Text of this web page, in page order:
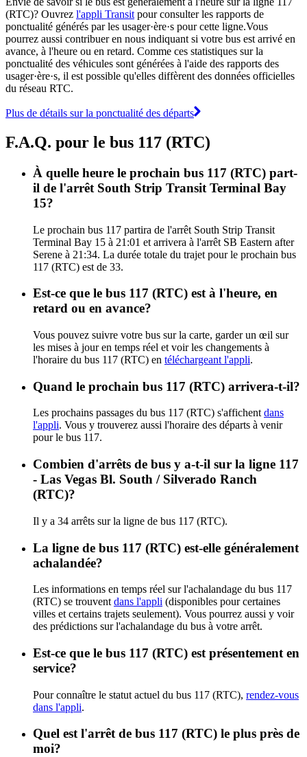
(RTC)? Ouvrez l'appli Transit pour consulter les rapports de
ponctualité générés par les usager·ère·s pour cette ligne.Vous
pourrez aussi contribuer en nous indiquant si votre bus est arrivé en
avance, à l'heure ou en retard. Comme ces statistiques sur la
ponctualité des véhicules sont générées à l'aide des rapports des
usager·ère·s, il est possible qu'elles diffèrent des données officielles
du réseau RTC.
Plus de détails sur la ponctualité des départs
F.A.Q. pour le bus 117 (RTC)
À quelle heure le prochain bus 117 (RTC) part-
il de l'arrêt South Strip Transit Terminal Bay
15?
Le prochain bus 117 partira de l'arrêt South Strip Transit
Terminal Bay 15 à 21:01 et arrivera à l'arrêt SB Eastern after
Serene à 21:34. La durée totale du trajet pour le prochain bus
117 (RTC) est de 33.
Est-ce que le bus 117 (RTC) est à l'heure, en
retard ou en avance?
Vous pouvez suivre votre bus sur la carte, garder un œil sur
les mises à jour en temps réel et voir les changements à
l'horaire du bus 117 (RTC) en téléchargeant l'appli.
Quand le prochain bus 117 (RTC) arrivera-t-il?
Les prochains passages du bus 117 (RTC) s'affichent dans
l'appli. Vous y trouverez aussi l'horaire des départs à venir
pour le bus 117.
Combien d'arrêts de bus y a-t-il sur la ligne 117
- Las Vegas Bl. South / Silverado Ranch
(RTC)?
Il y a 34 arrêts sur la ligne de bus 117 (RTC).
La ligne de bus 117 (RTC) est-elle généralement
achalandée?
Les informations en temps réel sur l'achalandage du bus 117
(RTC) se trouvent dans l'appli (disponibles pour certaines
villes et certains trajets seulement). Vous pourrez aussi y voir
des prédictions sur l'achalandage du bus à votre arrêt.
Est-ce que le bus 117 (RTC) est présentement en
service?
Pour connaître le statut actuel du bus 117 (RTC), rendez-vous
dans l'appli.
Quel est l'arrêt de bus 117 (RTC) le plus près de
moi?